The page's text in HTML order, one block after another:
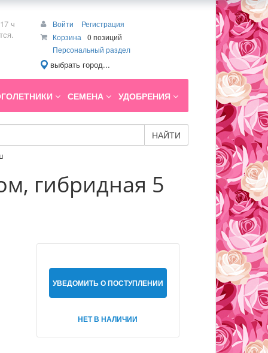
ч
Войти
Регистрация
Корзина
0 позиций
Персональный раздел
выбрать город...
СЕМЕНА УДОБРЕНИЯ
НАЙТИ
гибридная 5
УВЕДОМИТЬ О ПОСТУПЛЕНИИ
НЕТ В НАЛИЧИИ